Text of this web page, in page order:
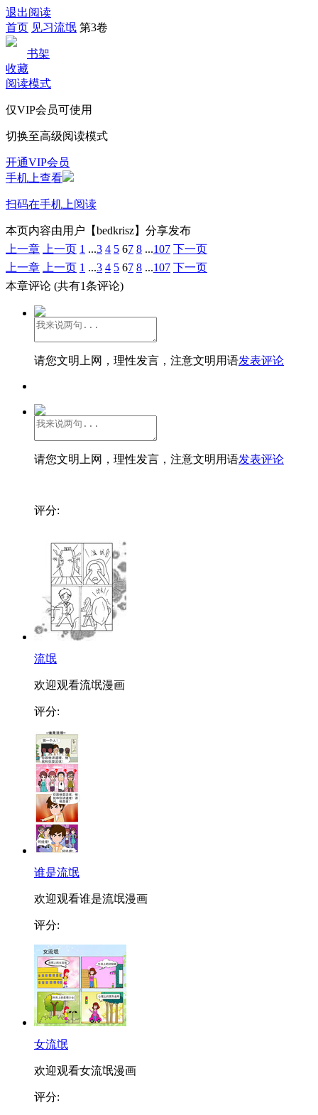
退出阅读
首页 见习流氓 第3卷
书架
收藏
阅读模式
仅VIP会员可使用
切换至高级阅读模式
开通VIP会员
手机上查看
扫码在手机上阅读
本页内容由用户【bedkrisz】分享发布
上一章
上一页 1 ...3 4 5 67 8 ...107 下一页
上一章
上一页 1 ...3 4 5 67 8 ...107 下一页
本章评论 (共有1条评论)
请您文明上网，理性发言，注意文明用语发表评论
请您文明上网，理性发言，注意文明用语发表评论
评分:
流氓
欢迎观看流氓漫画
评分:
谁是流氓
欢迎观看谁是流氓漫画
评分:
女流氓
欢迎观看女流氓漫画
评分: